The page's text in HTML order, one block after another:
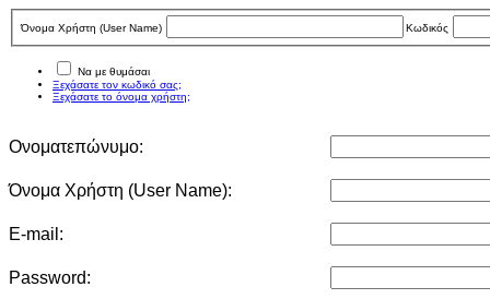
Όνομα Χρήστη (User Νame) Κωδικός
Να με θυμάσαι
Ξεχάσατε τον κωδικό σας;
Ξεχάσατε το όνομα χρήστη;
Ονοματεπώνυμο:
Όνομα Χρήστη (User Νame):
E-mail:
Password: